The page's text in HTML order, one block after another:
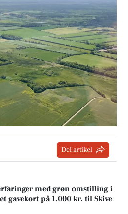
Del artikel
med grøn omstilling i
gavekort på 1.000 kr. til Skive